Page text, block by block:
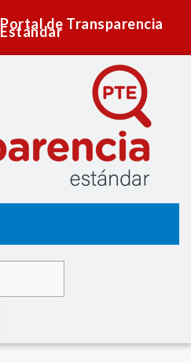
Portal de Transparencia
Estándar